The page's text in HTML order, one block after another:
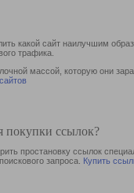
какой сайт наилучшим
трафика.
массой, которую они
покупки ссылок?
простановку ссылок
запроса. Купить